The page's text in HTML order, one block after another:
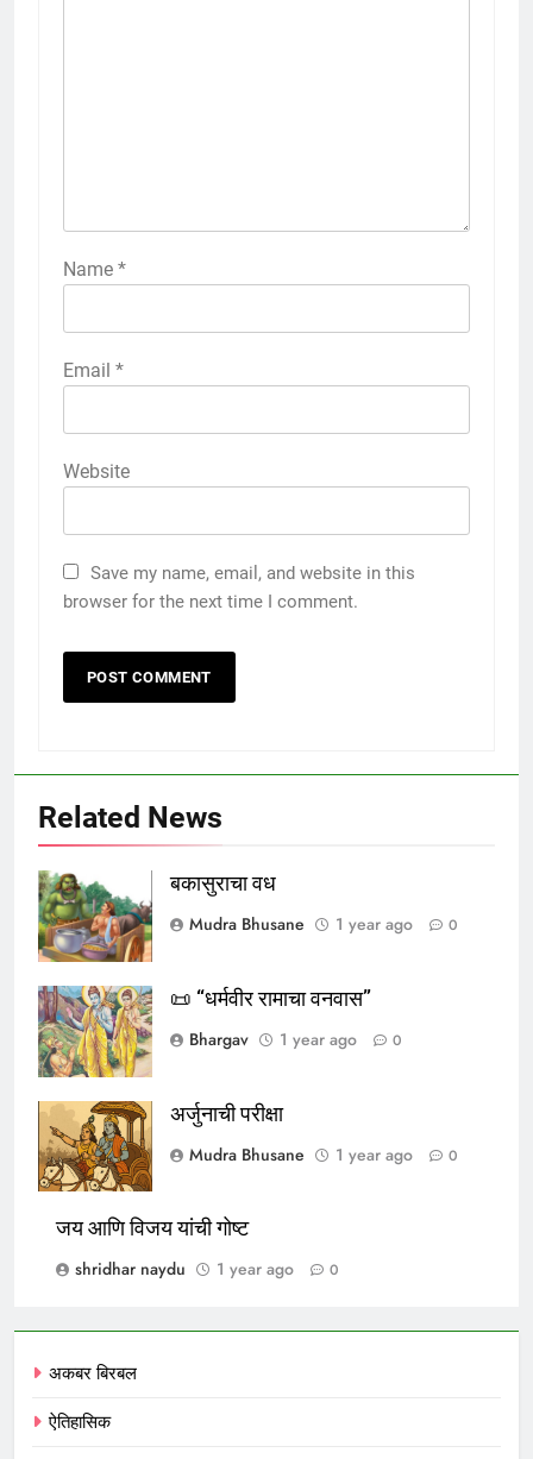
Name *
Email *
Website
Save my name, email, and website in this
browser for the next time I comment.
Related News
बकासुराचा वध
Mudra Bhusane
1 year ago 0
📜 “धर्मवीर रामाचा वनवास”
Bhargav
1 year ago 0
अर्जुनाची परीक्षा
Mudra Bhusane
1 year ago 0
जय आणि विजय यांची गोष्ट
shridhar naydu
1 year ago 0
अकबर बिरबल
ऐतिहासिक